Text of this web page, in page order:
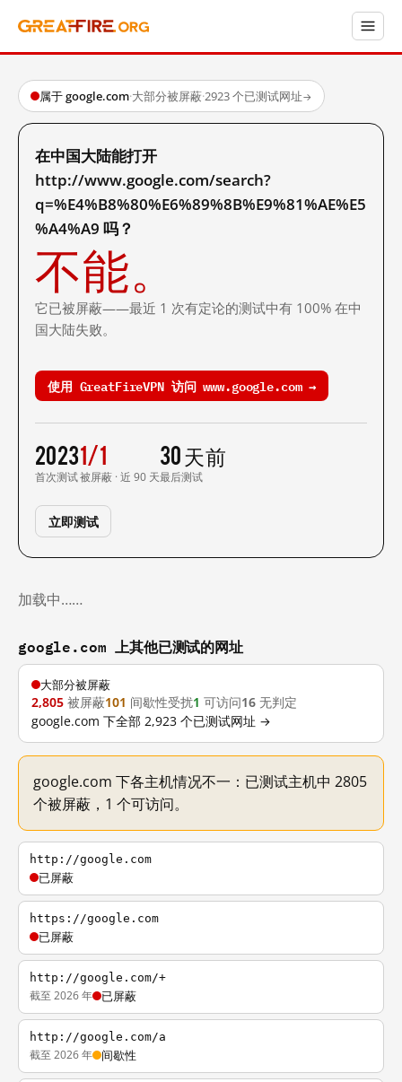
属于 google.com·大部分被屏蔽·2923 个已测试网址→
在中国大陆能打开
http://www.google.com/search?
q=%E4%B8%80%E6%89%8B%E9%81%AE%E5
%A4%A9 吗？
不能。
它已被屏蔽——最近 1 次有定论的测试中有 100% 在中
国大陆失败。
使用 GreatFireVPN 访问 www.google.com →
2023
首次测试
1/1
被屏蔽 · 近 90 天
30 天前
最后测试
立即测试
加载中……
google.com 上其他已测试的网址
大部分被屏蔽
2,805 被屏蔽101 间歇性受扰1 可访问16 无判定
google.com 下全部 2,923 个已测试网址 →
google.com 下各主机情况不一：已测试主机中 2805
个被屏蔽，1 个可访问。
http://google.com
已屏蔽
https://google.com
已屏蔽
http://google.com/+
截至 2026 年 已屏蔽
http://google.com/a
截至 2026 年 间歇性